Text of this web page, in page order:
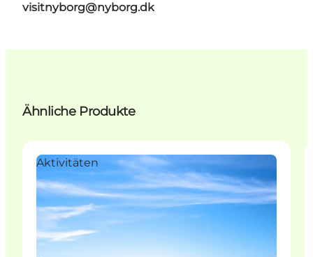
visitnyborg@nyborg.dk
Ähnliche Produkte
Aktivitäten